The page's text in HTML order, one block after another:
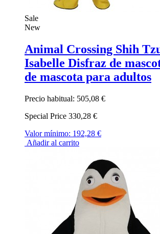
Sale
New
Animal Crossing Shih
Isabelle Disfraz de
de mascota para adultos
Precio habitual: 505,08 €
Special Price 330,28 €
Valor mínimo: 192,28 €
Añadir al carrito